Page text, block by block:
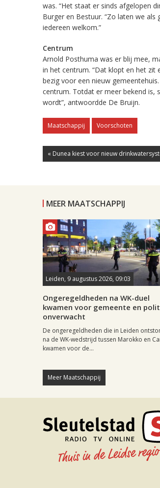
was. “Het staat er sinds afgelopen
Burger en Bestuur. “Zo laten we
iedereen welkom.”
Centrum
Arnold Posthuma was er blij mee,
in het centrum. “Dat klopt en het
bezig voor een nieuw
centrum. Totdat er meer bekend is,
wordt”, antwoordde De Bruijn.
Maatschappij Voorschoten
« Dunea kiest voor nieuw
MEER MAATSCHAPPIJ
Leiden, 9 augustus 2026, 09:03
Ongeregeldheden na WK-duel
kwamen voor gemeente en
onverwacht
De ongeregeldheden die in Leiden
na de WK-wedstrijd tussen Marokko en
kwamen voor de...
Meer Maatschappij